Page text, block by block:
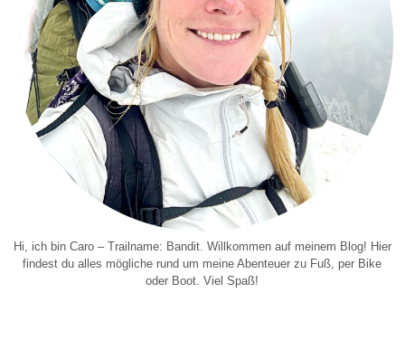
Hi, ich bin Caro – Trailname: Bandit. Willkommen auf meinem Blog! Hier
findest du alles mögliche rund um meine Abenteuer zu Fuß, per Bike
oder Boot. Viel Spaß!